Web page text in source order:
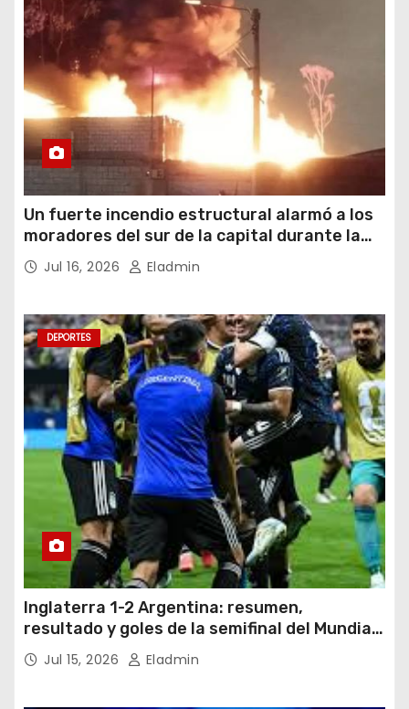
Un fuerte incendio estructural alarmó a los
moradores del sur de la capital durante la
noche del miércoles 15 de julio de 2026
Jul 16, 2026 Eladmin
DEPORTES
Inglaterra 1-2 Argentina: resumen,
resultado y goles de la semifinal del Mundial
2026Jul 15, 2026 Eladmin